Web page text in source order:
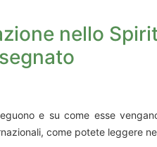
nello
e su come esse
come potete leggere